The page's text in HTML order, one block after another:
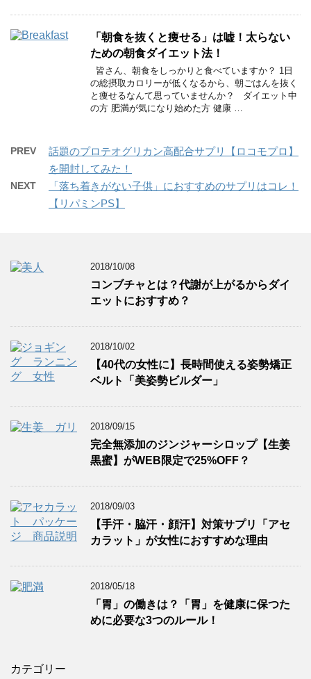
「朝食を抜くと痩せる」は嘘！太らない
ための朝食ダイエット法！
皆さん、朝食をしっかりと食べていますか？ 1日
の総摂取カロリーが低くなるから、朝ごはんを抜く
と痩せるなんて思っていませんか？ ダイエット中
の方 肥満が気になり始めた方 健康 …
PREV
話題のプロテオグリカン高配合サプリ【ロコモプロ】
を開封してみた！
NEXT
「落ち着きがない子供」におすすめのサプリはコレ！
【リパミンPS】
2018/10/08
コンブチャとは？代謝が上がるからダイ
エットにおすすめ？
2018/10/02
【40代の女性に】長時間使える姿勢矯正
ベルト「美姿勢ビルダー」
2018/09/15
完全無添加のジンジャーシロップ【生姜
黒蜜】がWEB限定で25%OFF？
2018/09/03
【手汗・脇汗・顔汗】対策サプリ「アセ
カラット」が女性におすすめな理由
2018/05/18
「胃」の働きは？「胃」を健康に保つた
めに必要な3つのルール！
カテゴリー